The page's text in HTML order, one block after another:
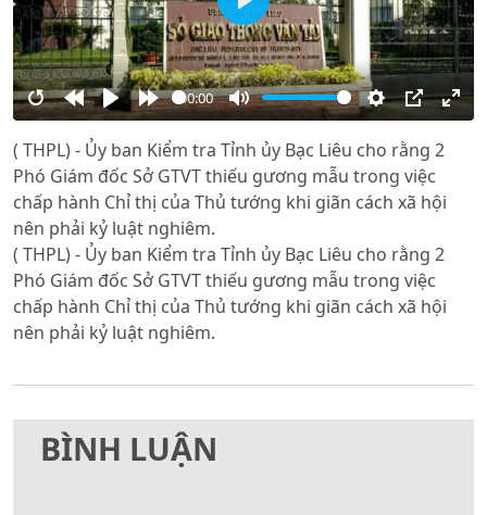
RestartRewind
10s
PlayForward
10s
00:00
Mute Settings
PIP
Play
( THPL) - Ủy ban Kiểm tra Tỉnh ủy Bạc Liêu cho rằng 2
Phó Giám đốc Sở GTVT thiếu gương mẫu trong việc
chấp hành Chỉ thị của Thủ tướng khi giãn cách xã hội
nên phải kỷ luật nghiêm.
( THPL) - Ủy ban Kiểm tra Tỉnh ủy Bạc Liêu cho rằng 2
Phó Giám đốc Sở GTVT thiếu gương mẫu trong việc
chấp hành Chỉ thị của Thủ tướng khi giãn cách xã hội
nên phải kỷ luật nghiêm.
BÌNH LUẬN